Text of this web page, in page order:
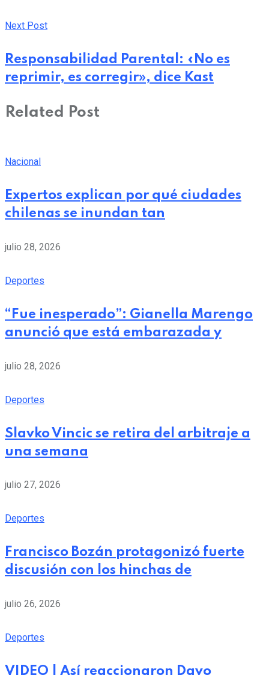
Next Post
Responsabilidad Parental: «No es
reprimir, es corregir», dice Kast
Related Post
Nacional
Expertos explican por qué ciudades
chilenas se inundan tan
julio 28, 2026
Deportes
“Fue inesperado”: Gianella Marengo
anunció que está embarazada y
julio 28, 2026
Deportes
Slavko Vincic se retira del arbitraje a
una semana
julio 27, 2026
Deportes
Francisco Bozán protagonizó fuerte
discusión con los hinchas de
julio 26, 2026
Deportes
VIDEO | Así reaccionaron Davo